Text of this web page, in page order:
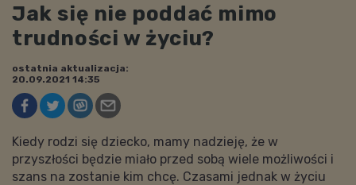
Jak się nie poddać mimo
trudności w życiu?
ostatnia aktualizacja:
20.09.2021 14:35
Kiedy rodzi się dziecko, mamy nadzieję, że w
przyszłości będzie miało przed sobą wiele możliwości i
szans na zostanie kim chcę. Czasami jednak w życiu